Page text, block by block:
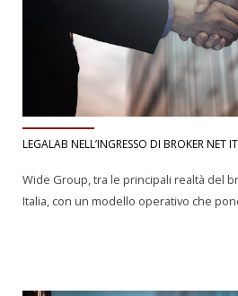
LEGALAB NELL’INGRESSO DI BROKER NET
Wide Group, tra le principali realtà del
Italia, con un modello operativo che